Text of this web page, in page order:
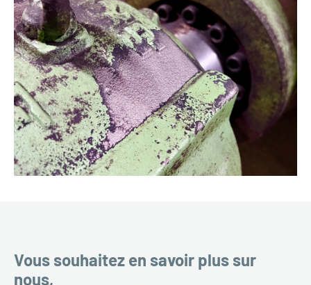
Vous souhaitez en savoir plus sur
nous,